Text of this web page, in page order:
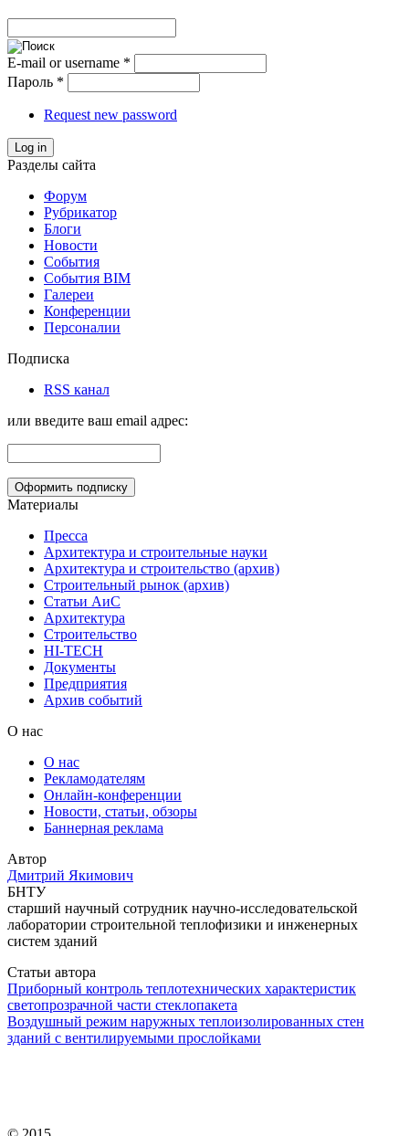
E-mail or username *
Пароль *
Request new password
Log in
Разделы сайта
Форум
Рубрикатор
Блоги
Новости
События
События BIM
Галереи
Конференции
Персоналии
Подписка
RSS канал
или введите ваш email адрес:
Материалы
Пресса
Архитектура и строительные науки
Архитектура и строительство (архив)
Строительный рынок (архив)
Статьи АиС
Архитектура
Строительство
HI-TECH
Документы
Предприятия
Архив событий
О нас
О нас
Рекламодателям
Онлайн-конференции
Новости, статьи, обзоры
Баннерная реклама
Автор
Дмитрий Якимович
БНТУ
старший научный сотрудник научно-исследовательской
лаборатории строительной теплофизики и инженерных
систем зданий
Статьи автора
Приборный контроль теплотехнических характеристик
светопрозрачной части стеклопакета
Воздушный режим наружных теплоизолированных стен
зданий с вентилируемыми прослойками